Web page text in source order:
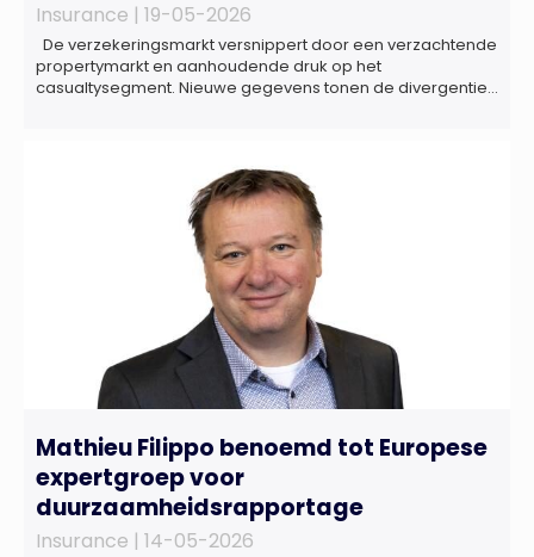
Insurance | 19-05-2026
De verzekeringsmarkt versnippert door een verzachtende
propertymarkt en aanhoudende druk op het
casualtysegment. Nieuwe gegevens tonen de divergentie
het Market Pulse Report voor het eerste kwartaal van 2026
De bedrijfsmatige […]
Mathieu Filippo benoemd tot Europese
expertgroep voor
duurzaamheidsrapportage
Insurance | 14-05-2026